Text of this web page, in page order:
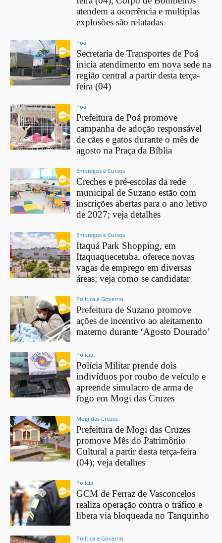
atendem a ocorrência e multiplas
explosões são relatadas
Poá
Secretaria de Transportes de Poá
inicia atendimento em nova sede na
região central a partir desta terça-
feira (04)
Poá
Prefeitura de Poá promove
campanha de adoção responsável
de cães e gatos durante o mês de
agosto na Praça da Bíblia
Empregos e Cursos
Creches e pré-escolas da rede
municipal de Suzano estão com
inscrições abertas para o ano letivo
de 2027; veja detalhes
Empregos e Cursos
Itaquá Park Shopping, em
Itaquaquecetuba, oferece novas
vagas de emprego em diversas
áreas; veja como se candidatar
Política e Governo
Prefeitura de Suzano promove
ações de incentivo ao aleitamento
materno durante ‘Agosto Dourado’
Polícia
Polícia Militar prende dois
indivíduos por roubo de veículo e
apreende simulacro de arma de
fogo em Mogi das Cruzes
Mogi das Cruzes
Prefeitura de Mogi das Cruzes
promove Mês do Patrimônio
Cultural a partir desta terça-feira
(04); veja detalhes
Polícia
GCM de Ferraz de Vasconcelos
realiza operação contra o tráfico e
libera via bloqueada no Tanquinho
Política e Governo